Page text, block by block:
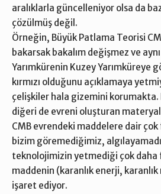
aralıklarla güncelleniyor olsa da
çözülmüş değil.
Örneğin, Büyük Patlama Teorisi
bakarsak bakalım değişmez ve
Yarımkürenin Kuzey Yarımküreye
kırmızı olduğunu açıklamaya
çelişkiler hala gizemini korumakta.
diğeri de evreni oluşturan
CMB evrendeki maddelere dair
bizim göremediğimiz,
teknolojimizin yetmediği çok daha
maddenin (karanlık enerji, karanlık
işaret ediyor.